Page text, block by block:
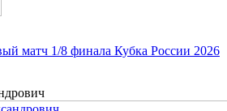
матч 1/8 финала Кубка России 2026